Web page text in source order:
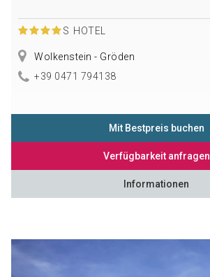
S HOTEL
Wolkenstein - Gröden
+39 0471 794138
Mit Bestpreis buchen
Verfügbarkeit anfragen
Informationen